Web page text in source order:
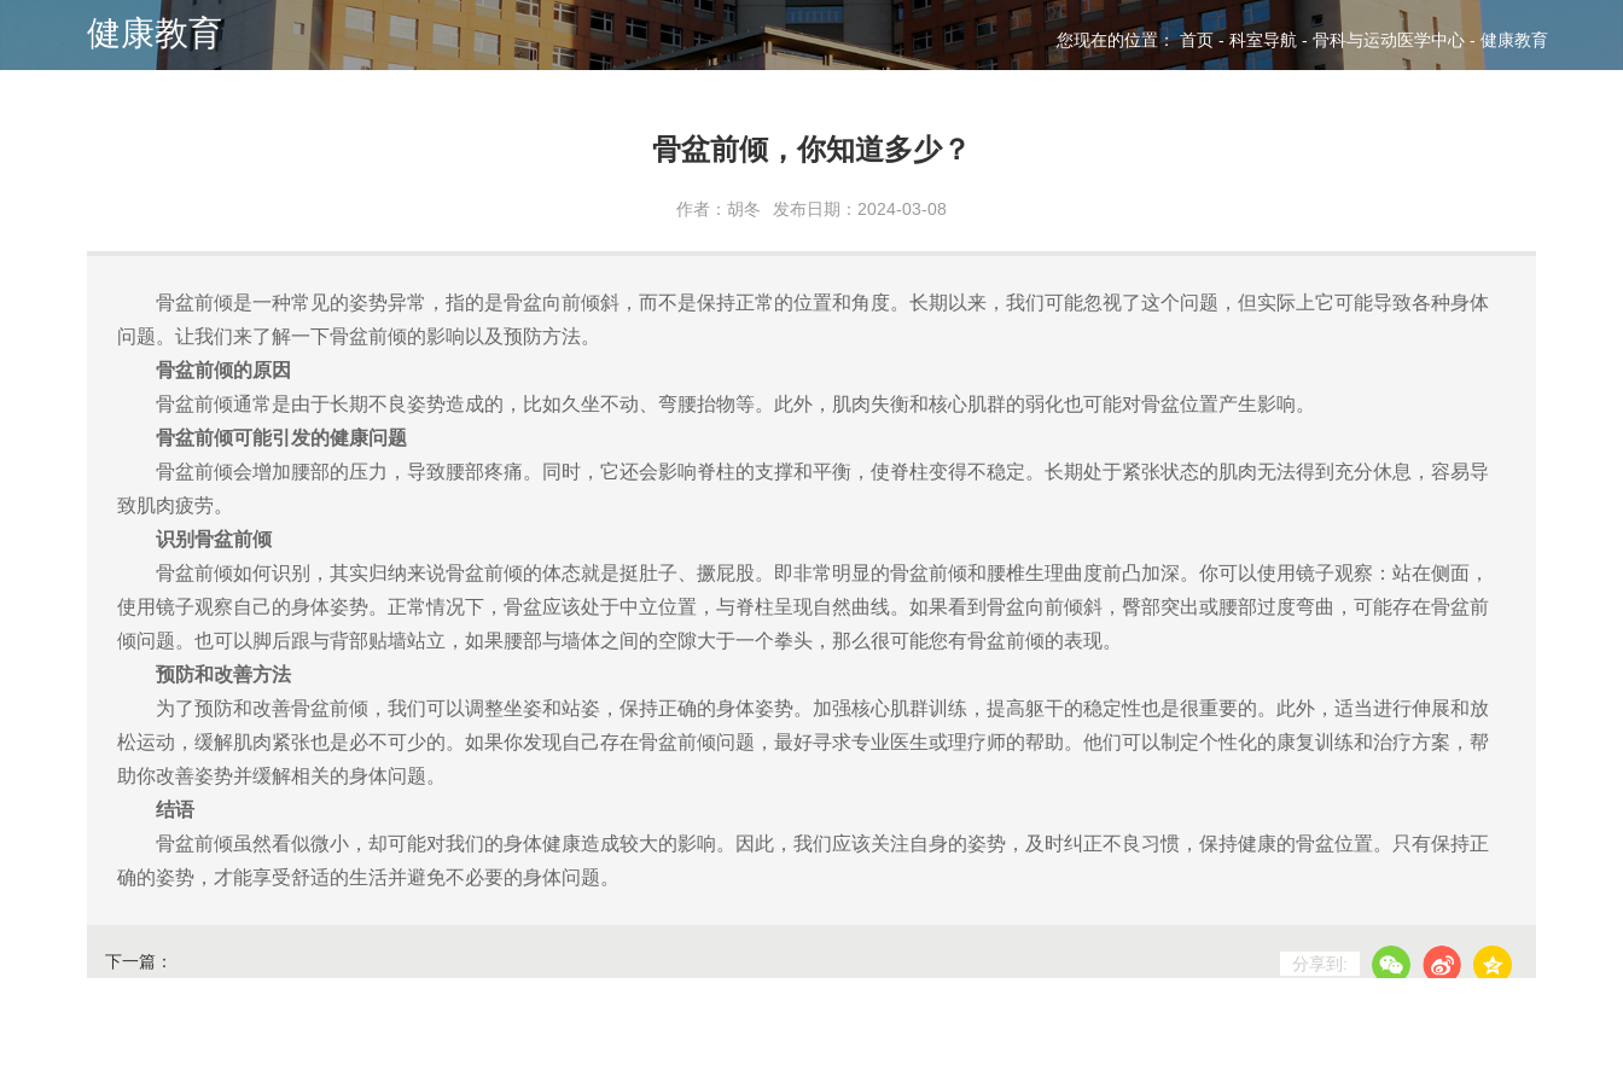
健康教育 您现在的位置：首页- 科室导航 - 骨科与运动医学中心 - 健康教育
骨盆前倾，你知道多少？
作者：胡冬 发布日期：2024-03-08
骨盆前倾是一种常见的姿势异常，指的是骨盆向前倾斜，而不是保持正常的位置和角度。长期以来，我们可能忽视了这个问题，但实际上它可能导致各种身体
问题。让我们来了解一下骨盆前倾的影响以及预防方法。
骨盆前倾的原因
骨盆前倾通常是由于长期不良姿势造成的，比如久坐不动、弯腰抬物等。此外，肌肉失衡和核心肌群的弱化也可能对骨盆位置产生影响。
骨盆前倾可能引发的健康问题
骨盆前倾会增加腰部的压力，导致腰部疼痛。同时，它还会影响脊柱的支撑和平衡，使脊柱变得不稳定。长期处于紧张状态的肌肉无法得到充分休息，容易导
致肌肉疲劳。
识别骨盆前倾
骨盆前倾如何识别，其实归纳来说骨盆前倾的体态就是挺肚子、撅屁股。即非常明显的骨盆前倾和腰椎生理曲度前凸加深。你可以使用镜子观察：站在侧面，
使用镜子观察自己的身体姿势。正常情况下，骨盆应该处于中立位置，与脊柱呈现自然曲线。如果看到骨盆向前倾斜，臀部突出或腰部过度弯曲，可能存在骨盆前
倾问题。也可以脚后跟与背部贴墙站立，如果腰部与墙体之间的空隙大于一个拳头，那么很可能您有骨盆前倾的表现。
预防和改善方法
为了预防和改善骨盆前倾，我们可以调整坐姿和站姿，保持正确的身体姿势。加强核心肌群训练，提高躯干的稳定性也是很重要的。此外，适当进行伸展和放
松运动，缓解肌肉紧张也是必不可少的。如果你发现自己存在骨盆前倾问题，最好寻求专业医生或理疗师的帮助。他们可以制定个性化的康复训练和治疗方案，帮
助你改善姿势并缓解相关的身体问题。
结语
骨盆前倾虽然看似微小，却可能对我们的身体健康造成较大的影响。因此，我们应该关注自身的姿势，及时纠正不良习惯，保持健康的骨盆位置。只有保持正
确的姿势，才能享受舒适的生活并避免不必要的身体问题。
下一篇： 分享到: